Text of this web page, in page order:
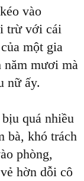
vào
trừ với cái
một gia
năm mươi mà
nữ ấy.
quá nhiều
bà, khó trách
phòng,
hờn dỗi cô